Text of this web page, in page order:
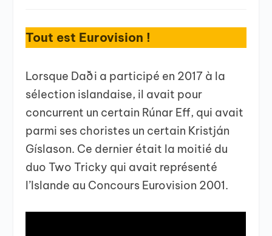
Tout est Eurovision !
Lorsque Daði a participé en 2017 à la
sélection islandaise, il avait pour
concurrent un certain Rúnar Eff, qui avait
parmi ses choristes un certain Kristján
Gíslason. Ce dernier était la moitié du
duo Two Tricky qui avait représenté
l’Islande au Concours Eurovision 2001.